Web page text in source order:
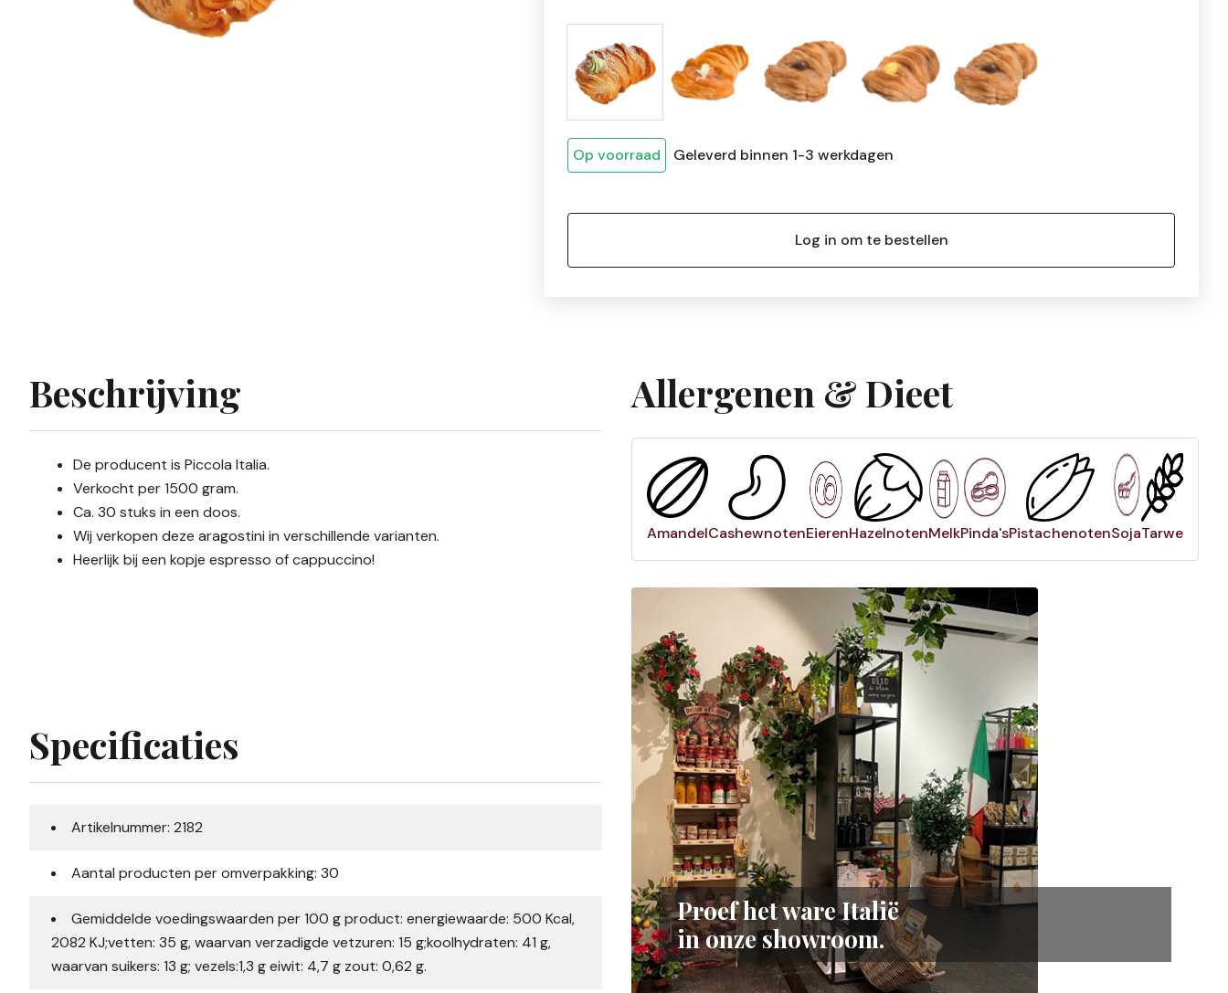
Op voorraad Geleverd binnen 1-3 werkdagen
Log in om te bestellen
Beschrijving
De producent is Piccola Italia.
Verkocht per 1500 gram.
Ca. 30 stuks in een doos.
Wij verkopen deze aragostini in verschillende varianten.
Heerlijk bij een kopje espresso of cappuccino!
Specificaties
Artikelnummer: 2182
Aantal producten per omverpakking: 30
Gemiddelde voedingswaarden per 100 g product: energiewaarde: 500 Kcal,
2082 KJ;vetten: 35 g, waarvan verzadigde vetzuren: 15 g;koolhydraten: 41 g,
waarvan suikers: 13 g; vezels:1,3 g eiwit: 4,7 g zout: 0,62 g.
Allergenen & Dieet
AmandelCashewnotenEierenHazelnotenMelkPinda'sPistachenotenSojaTarwe
Proef het ware Italië
in onze showroom.